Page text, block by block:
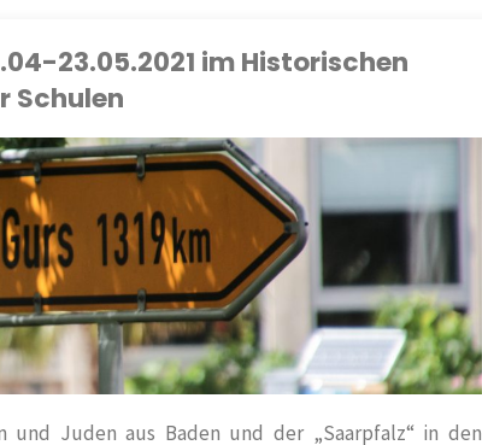
23.05.2021 im Historischen
Schulen
und Juden aus Baden und der „Saarpfalz“ in den